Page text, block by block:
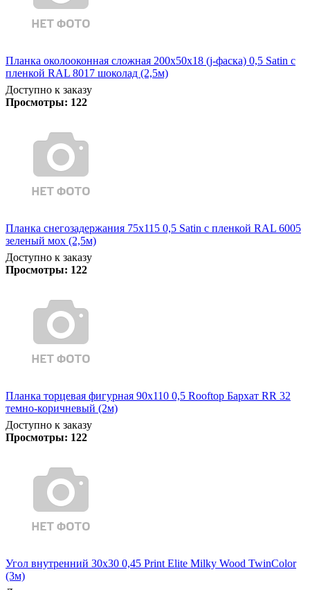
Планка околооконная сложная 200х50х18 (j-фаска) 0,5 Satin с
пленкой RAL 8017 шоколад (2,5м)
Доступно к заказу
Просмотры: 122
Планка снегозадержания 75х115 0,5 Satin с пленкой RAL 6005
зеленый мох (2,5м)
Доступно к заказу
Просмотры: 122
Планка торцевая фигурная 90х110 0,5 Rooftop Бархат RR 32
темно-коричневый (2м)
Доступно к заказу
Просмотры: 122
Угол внутренний 30х30 0,45 Print Elite Milky Wood TwinColor
(3м)